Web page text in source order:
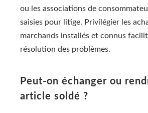
ou les associations de
saisies pour litige. Privilégier les
marchands installés et connus
résolution des problèmes.
Peut-on échanger ou
article soldé ?